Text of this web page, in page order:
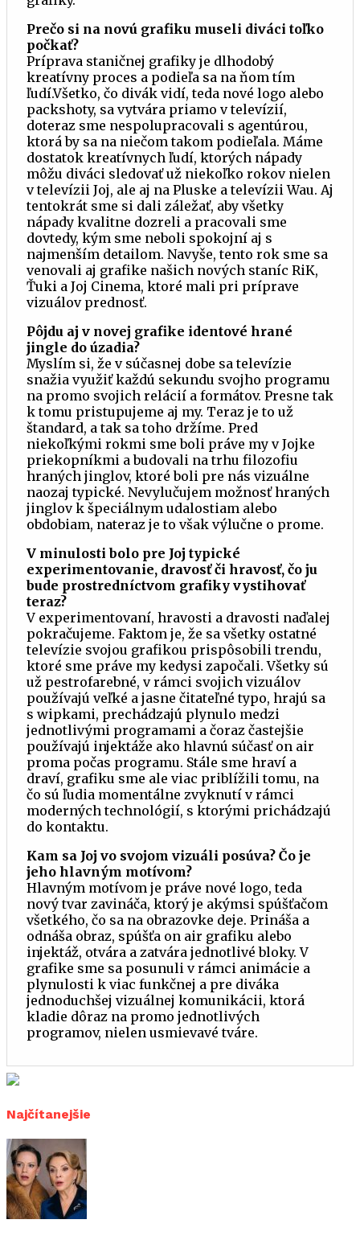
Prečo si na novú grafiku museli diváci toľko
počkať?
Príprava staničnej grafiky je dlhodobý
kreatívny proces a podieľa sa na ňom tím
ľudí.Všetko, čo divák vidí, teda nové logo alebo
packshoty, sa vytvára priamo v televízií,
doteraz sme nespolupracovali s agentúrou,
ktorá by sa na niečom takom podieľala. Máme
dostatok kreatívnych ľudí, ktorých nápady
môžu diváci sledovať už niekoľko rokov nielen
v televízii Joj, ale aj na Pluske a televízii Wau. Aj
tentokrát sme si dali záležať, aby všetky
nápady kvalitne dozreli a pracovali sme
dovtedy, kým sme neboli spokojní aj s
najmenším detailom. Navyše, tento rok sme sa
venovali aj grafike našich nových staníc RiK,
Ťuki a Joj Cinema, ktoré mali pri príprave
vizuálov prednosť.
Pôjdu aj v novej grafike identové hrané
jingle do úzadia?
Myslím si, že v súčasnej dobe sa televízie
snažia využiť každú sekundu svojho programu
na promo svojich relácií a formátov. Presne tak
k tomu pristupujeme aj my. Teraz je to už
štandard, a tak sa toho držíme. Pred
niekoľkými rokmi sme boli práve my v Jojke
priekopníkmi a budovali na trhu filozofiu
hraných jinglov, ktoré boli pre nás vizuálne
naozaj typické. Nevylučujem možnosť hraných
jinglov k špeciálnym udalostiam alebo
obdobiam, nateraz je to však výlučne o prome.
V minulosti bolo pre Joj typické
experimentovanie, dravosť či hravosť, čo ju
bude prostredníctvom grafiky vystihovať
teraz?
V experimentovaní, hravosti a dravosti naďalej
pokračujeme. Faktom je, že sa všetky ostatné
televízie svojou grafikou prispôsobili trendu,
ktoré sme práve my kedysi započali. Všetky sú
už pestrofarebné, v rámci svojich vizuálov
používajú veľké a jasne čitateľné typo, hrajú sa
s wipkami, prechádzajú plynulo medzi
jednotlivými programami a čoraz častejšie
používajú injektáže ako hlavnú súčasť on air
proma počas programu. Stále sme hraví a
draví, grafiku sme ale viac priblížili tomu, na
čo sú ľudia momentálne zvyknutí v rámci
moderných technológií, s ktorými prichádzajú
do kontaktu.
Kam sa Joj vo svojom vizuáli posúva? Čo je
jeho hlavným motívom?
Hlavným motívom je práve nové logo, teda
nový tvar zavináča, ktorý je akýmsi spúšťačom
všetkého, čo sa na obrazovke deje. Prináša a
odnáša obraz, spúšťa on air grafiku alebo
injektáž, otvára a zatvára jednotlivé bloky. V
grafike sme sa posunuli v rámci animácie a
plynulosti k viac funkčnej a pre diváka
jednoduchšej vizuálnej komunikácii, ktorá
kladie dôraz na promo jednotlivých
programov, nielen usmievavé tváre.
Najčítanejšie